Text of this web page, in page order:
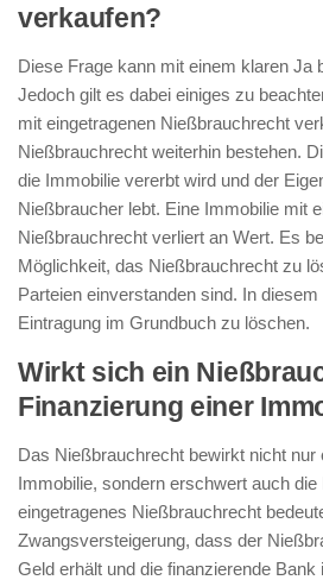
verkaufen?
Diese Frage kann mit einem klaren Ja
Jedoch gilt es dabei einiges zu
mit eingetragenen Nießbrauchrecht
Nießbrauchrecht weiterhin bestehen.
die Immobilie vererbt wird und der
Nießbraucher lebt. Eine Immobilie mit
Nießbrauchrecht verliert an Wert. Es
Möglichkeit, das Nießbrauchrecht zu
Parteien einverstanden sind. In
Eintragung im Grundbuch zu löschen.
Wirkt sich ein
Finanzierung einer
Das Nießbrauchrecht bewirkt nicht nur
Immobilie, sondern erschwert auch die
eingetragenes Nießbrauchrecht
Zwangsversteigerung, dass der
Geld erhält und die finanzierende